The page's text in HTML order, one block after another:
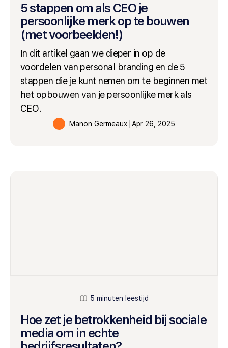
5 stappen om als CEO je
persoonlijke merk op te bouwen
(met voorbeelden!)
In dit artikel gaan we dieper in op de
voordelen van personal branding en de 5
stappen die je kunt nemen om te beginnen met
het opbouwen van je persoonlijke merk als
CEO.
Manon Germeaux Apr 26, 2025
5 minuten leestijd
Hoe zet je betrokkenheid bij sociale
media om in echte